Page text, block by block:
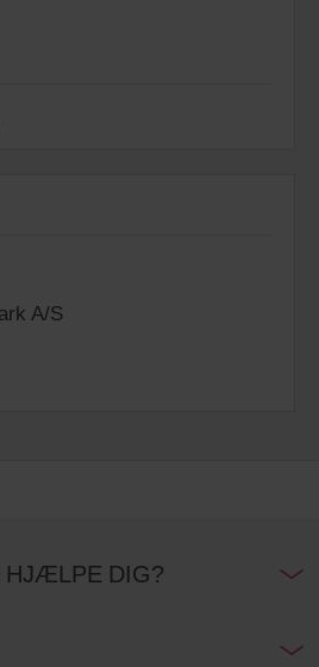
A/S
HJÆLPE DIG?